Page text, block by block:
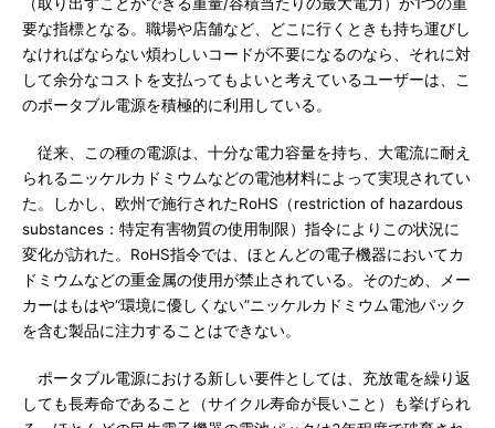
要な指標となる。職場や店舗など、どこに行くときも持ち運びし
なければならない煩わしいコードが不要になるのなら、それに対
して余分なコストを支払ってもよいと考えているユーザーは、こ
のポータブル電源を積極的に利用している。
従来、この種の電源は、十分な電力容量を持ち、大電流に耐え
られるニッケルカドミウムなどの電池材料によって実現されてい
た。しかし、欧州で施行されたRoHS（restriction of hazardous
substances：特定有害物質の使用制限）指令によりこの状況に
変化が訪れた。RoHS指令では、ほとんどの電子機器においてカ
ドミウムなどの重金属の使用が禁止されている。そのため、メー
カーはもはや“環境に優しくない”ニッケルカドミウム電池パック
を含む製品に注力することはできない。
ポータブル電源における新しい要件としては、充放電を繰り返
しても長寿命であること（サイクル寿命が長いこと）も挙げられ